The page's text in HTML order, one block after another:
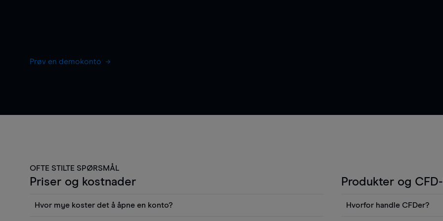
Prøv en demokonto
OFTE STILTE SPØRSMÅL
Priser og kostnader
Hvor mye koster det å åpne en konto?
Produkter og
Hvorfor handle CFDer?